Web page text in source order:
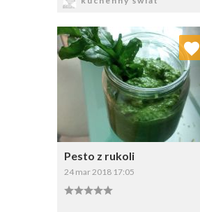
Pesto z rukoli
24 mar 2018 17:05
Dodaj do ulubionych
Wybierz listę: